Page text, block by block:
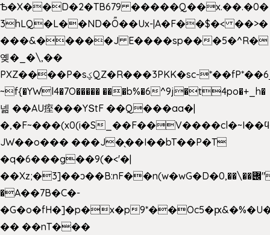
Ѣ�X��D�2�TB679 �����Q��x.��.�0�
3hLQ�L��ND�Ȫ��Ux-|A�F��$�< ��>�
���&�����J E����sp���5�^R�
옞�_�\,��
PXZ����P�sؼQZ�R���3PKK�sc-*��fP*��6_̦Q���H�hl��a��j��dӤ�ܥ�Ք�7�)S�_3y��@�n-
~f{�YWl4�7O����� ���b%�6^9j�t4po�+_h�
넮 ��AU痓���YՏtF ��Q���aa�|
�,�F~���(x0(i�S
JW��o��� ���J�̖��I��bT��P�T
�q�6���g��9(�<'�|
��Xz;�3]��ͻ��B:nF��n(w�wG�D�݌��\��,0"�
�A��7B�C�-
�G�o�fH�]�p�x�p
�� ��nT���